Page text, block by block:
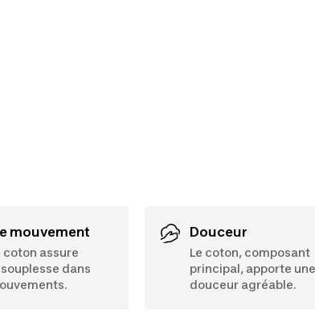
mouvement
coton assure
dans
Douceur
Le coton, composant
principal, apporte une
douceur agréable.